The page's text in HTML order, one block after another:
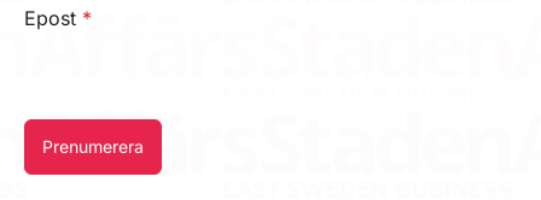
Epost *
Prenumerera